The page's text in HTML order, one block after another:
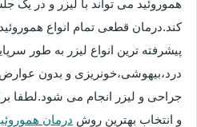
هموروئید می تواند با لیزر و در یک
کند.درمان قطعی تمام انواع
پیشرفته ترین انواع لیزر به طور
درد،بیهوشی،خونریزی و بدون
جراحی و لیزر انجام می شود.لطفا
و انتخاب بهترین روش درمان